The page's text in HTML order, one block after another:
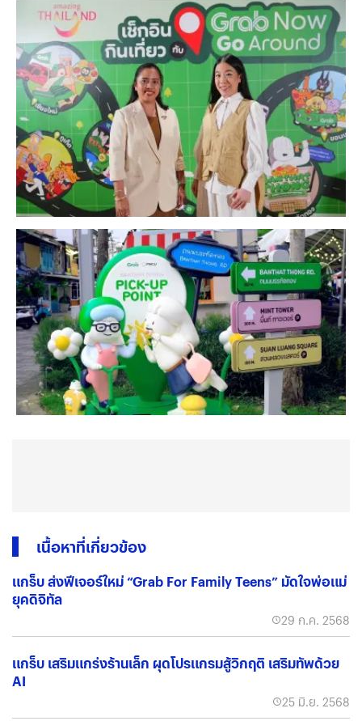
เนื้อหาที่เกี่ยวข้อง
แกร็บ ส่งฟีเจอร์ใหม่ “Grab For Family Teens” มัดใจพ่อแม่
ยุคดิจิทัล
29 ก.ค. 2568
แกร็บ เสริมแกร่งร้านเล็ก ผุดโปรแกรมสู้วิกฤติ เสริมทัพด้วย
AI
25 มิ.ย. 2568